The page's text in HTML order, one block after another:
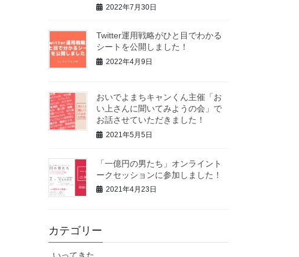
2022年7月30日
Twitter運用戦略がひと目でわかる
シートを公開しました！
2022年4月9日
おいでよまちキャンくん主催「お
い上さんに聞いてみようの会」で
お話させていただきました！
2021年5月5日
「一億円の男たち」オンライント
ークセッションに参加しました！
2021年4月23日
カテゴリー